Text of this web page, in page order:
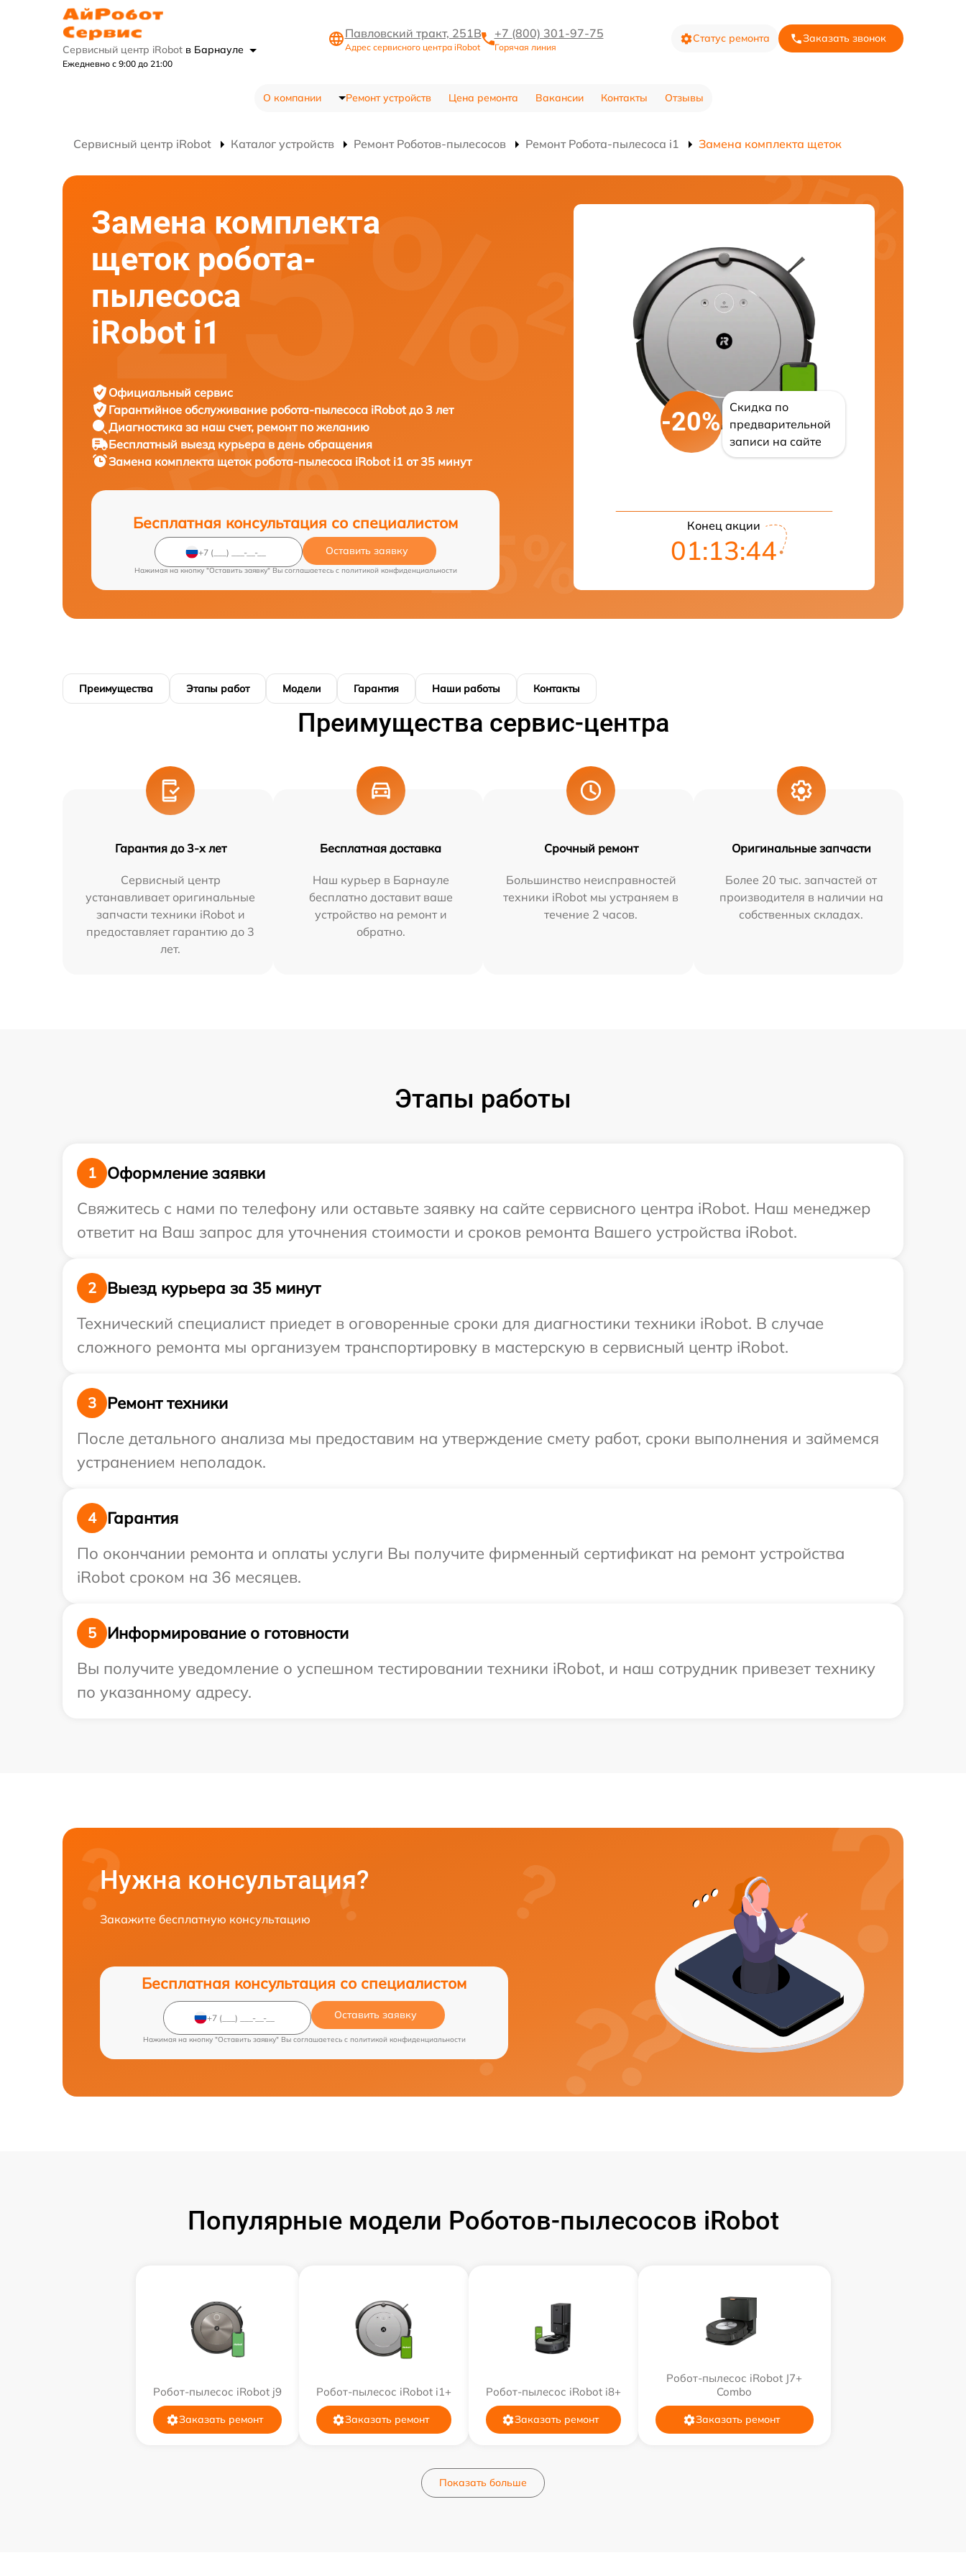
Сервисный центр iRobot в Барнауле
Ежедневно с 9:00 до 21:00
Павловский тракт, 251В
Адрес сервисного центра iRobot
+7 (800) 301-97-75
Горячая линия
Статус ремонта Заказать звонок
О компании Ремонт устройств Цена ремонта Вакансии Контакты Отзывы
Сервисный центр iRobot Каталог устройств Ремонт Роботов-пылесосов Ремонт Робота-пылесоса i1 Замена комплекта щеток
Замена комплекта
щеток робота-
пылесоса
iRobot i1
Официальный сервис
Гарантийное обслуживание робота-пылесоса iRobot до 3 лет
Диагностика за наш счет, ремонт по желанию
Бесплатный выезд курьера в день обращения
Замена комплекта щеток робота-пылесоса iRobot i1 от 35 минут
Бесплатная консультация со специалистом
Оставить заявку
Нажимая на кнопку "Оставить заявку" Вы соглашаетесь c политикой конфиденциальности
-20%
Скидка по
предварительной
записи на сайте
Конец акции
01:13:43
Преимущества Этапы работ Модели Гарантия Наши работы Контакты
Преимущества сервис-центра
Гарантия до 3-х лет
Сервисный центр
устанавливает оригинальные
запчасти техники iRobot и
предоставляет гарантию до 3
лет.
Бесплатная доставка
Наш курьер в Барнауле
бесплатно доставит ваше
устройство на ремонт и
обратно.
Срочный ремонт
Большинство неисправностей
техники iRobot мы устраняем в
течение 2 часов.
Оригинальные запчасти
Более 20 тыс. запчастей от
производителя в наличии на
собственных складах.
Этапы работы
1
Оформление заявки
Свяжитесь с нами по телефону или оставьте заявку на сайте сервисного центра iRobot. Наш менеджер
ответит на Ваш запрос для уточнения стоимости и сроков ремонта Вашего устройства iRobot.
2
Выезд курьера за 35 минут
Технический специалист приедет в оговоренные сроки для диагностики техники iRobot. В случае
сложного ремонта мы организуем транспортировку в мастерскую в сервисный центр iRobot.
3
Ремонт техники
После детального анализа мы предоставим на утверждение смету работ, сроки выполнения и займемся
устранением неполадок.
4
Гарантия
По окончании ремонта и оплаты услуги Вы получите фирменный сертификат на ремонт устройства
iRobot сроком на 36 месяцев.
5
Информирование о готовности
Вы получите уведомление о успешном тестировании техники iRobot, и наш сотрудник привезет технику
по указанному адресу.
Нужна консультация?
Закажите бесплатную консультацию
Бесплатная консультация со специалистом
Оставить заявку
Нажимая на кнопку "Оставить заявку" Вы соглашаетесь c политикой конфиденциальности
Популярные модели Роботов-пылесосов iRobot
Робот-пылесос iRobot j9
Заказать ремонт
Робот-пылесос iRobot i1+
Заказать ремонт
Робот-пылесос iRobot i8+
Заказать ремонт
Робот-пылесос iRobot J7+
Combo
Заказать ремонт
Показать больше